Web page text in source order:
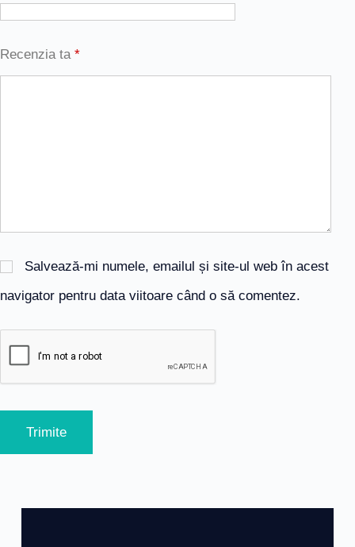
Recenzia ta *
Salvează-mi numele, emailul și site-ul web în acest
navigator pentru data viitoare când o să comentez.
Trimite